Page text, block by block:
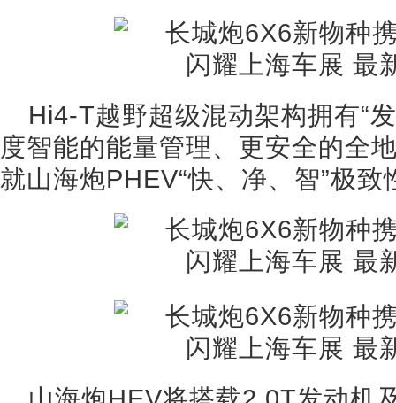
Hi4-T越野超级混动架构拥有“
度智能的能量管理、更安全的全
就山海炮PHEV“快、净、智”极致